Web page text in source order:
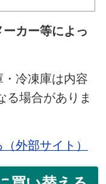
カー等によっ
冷凍庫は内容
る場合がありま
外部サイト）